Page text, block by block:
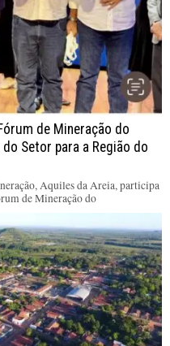
de Mineração do
Setor para a Região do
Aquiles da Areia, participa
de Mineração do